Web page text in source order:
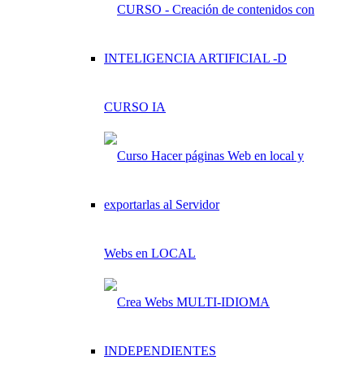
CURSO IA
Webs en LOCAL